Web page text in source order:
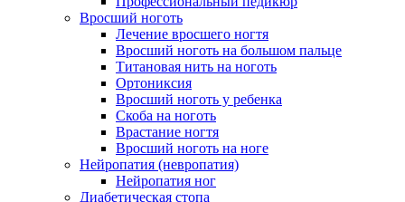
Вросший ноготь
Лечение вросшего ногтя
Вросший ноготь на большом пальце
Титановая нить на ноготь
Ортониксия
Вросший ноготь у ребенка
Скоба на ноготь
Врастание ногтя
Вросший ноготь на ноге
Нейропатия (невропатия)
Нейропатия ног
Диабетическая стопа